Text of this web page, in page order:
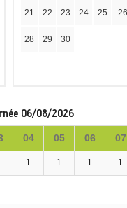
21 22 23 24 25 26
28 29 30
06/08/2026
04 05 06 07
1 1 1 1